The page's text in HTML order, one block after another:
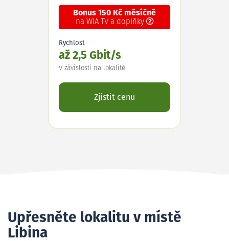
Bonus 150 Kč měsíčně
na WIA TV a doplňky
Rychlost
až 2,5 Gbit/s
V závislosti na lokalitě.
Zjistit cenu
Upřesněte lokalitu v místě
Libina